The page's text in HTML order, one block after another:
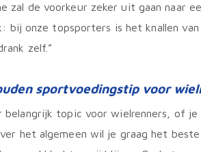
zal de voorkeur zeker uit gaan naar
bij onze topsporters is het knallen
zelf.”
sportvoedingstip voor
belangrijk topic voor wielrenners, of
het algemeen wil je graag het